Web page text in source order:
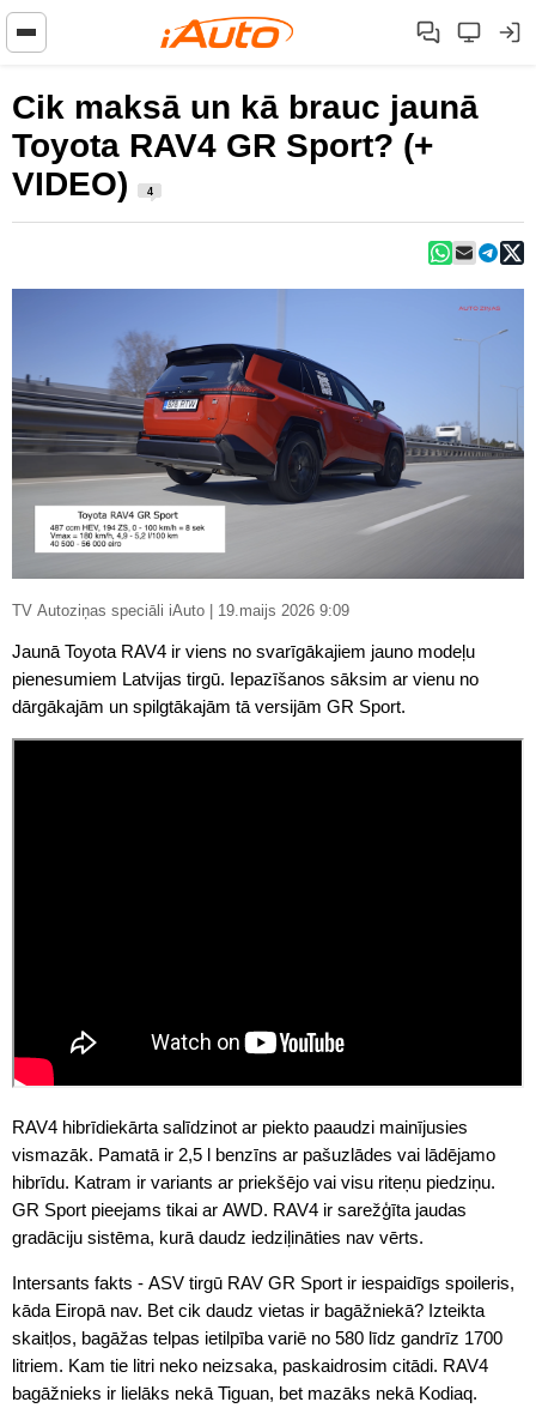
Cik maksā un kā brauc jaunā
Toyota RAV4 GR Sport? (+
VIDEO)
4
TV Autoziņas speciāli iAuto | 19.maijs 2026 9:09
Jaunā Toyota RAV4 ir viens no svarīgākajiem jauno modeļu
pienesumiem Latvijas tirgū. Iepazīšanos sāksim ar vienu no
dārgākajām un spilgtākajām tā versijām GR Sport.
RAV4 hibrīdiekārta salīdzinot ar piekto paaudzi mainījusies
vismazāk. Pamatā ir 2,5 l benzīns ar pašuzlādes vai lādējamo
hibrīdu. Katram ir variants ar priekšējo vai visu riteņu piedziņu.
GR Sport pieejams tikai ar AWD. RAV4 ir sarežģīta jaudas
gradāciju sistēma, kurā daudz iedziļināties nav vērts.
Intersants fakts - ASV tirgū RAV GR Sport ir iespaidīgs spoileris,
kāda Eiropā nav. Bet cik daudz vietas ir bagāžniekā? Izteikta
skaitļos, bagāžas telpas ietilpība variē no 580 līdz gandrīz 1700
litriem. Kam tie litri neko neizsaka, paskaidrosim citādi. RAV4
bagāžnieks ir lielāks nekā Tiguan, bet mazāks nekā Kodiaq.